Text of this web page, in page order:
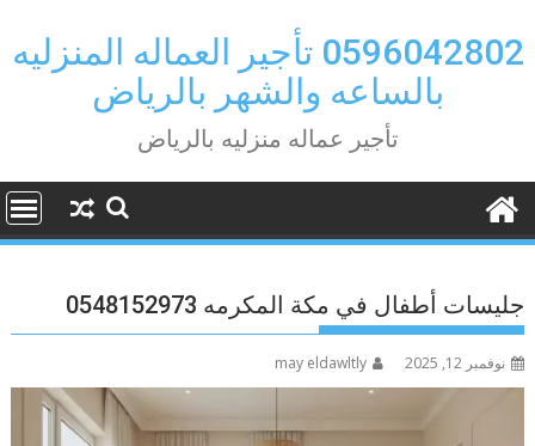
to
content
0596042802 تأجير العماله المنزليه
بالساعه والشهر بالرياض
تأجير عماله منزليه بالرياض
جليسات أطفال في مكة المكرمه 0548152973
نوفمبر 12, 2025 may eldawltly